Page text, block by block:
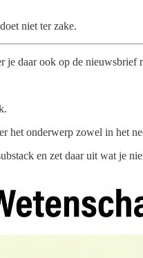
niet ter zake.
je daar ook op de nieuwsbrief
het onderwerp zowel in het
en zet daar uit wat je